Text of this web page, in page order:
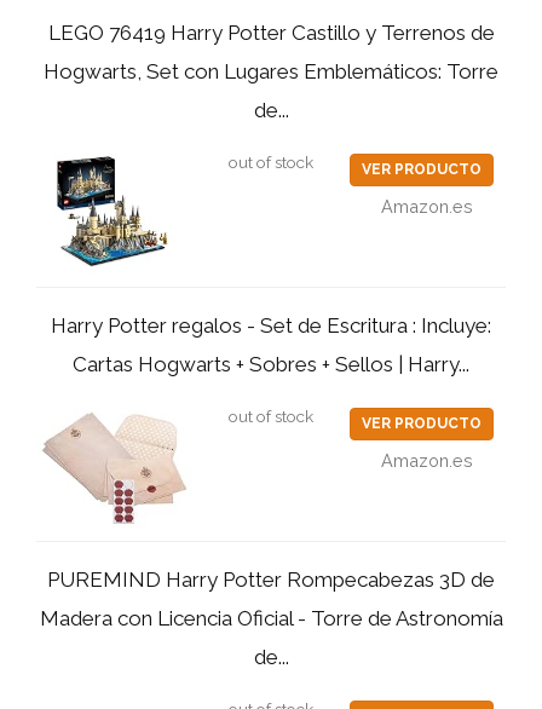
LEGO 76419 Harry Potter Castillo y Terrenos de
Hogwarts, Set con Lugares Emblemáticos: Torre
de...
out of stock VER PRODUCTO
Amazon.es
Harry Potter regalos - Set de Escritura : Incluye:
Cartas Hogwarts + Sobres + Sellos | Harry...
out of stock VER PRODUCTO
Amazon.es
PUREMIND Harry Potter Rompecabezas 3D de
Madera con Licencia Oficial - Torre de Astronomía
de...